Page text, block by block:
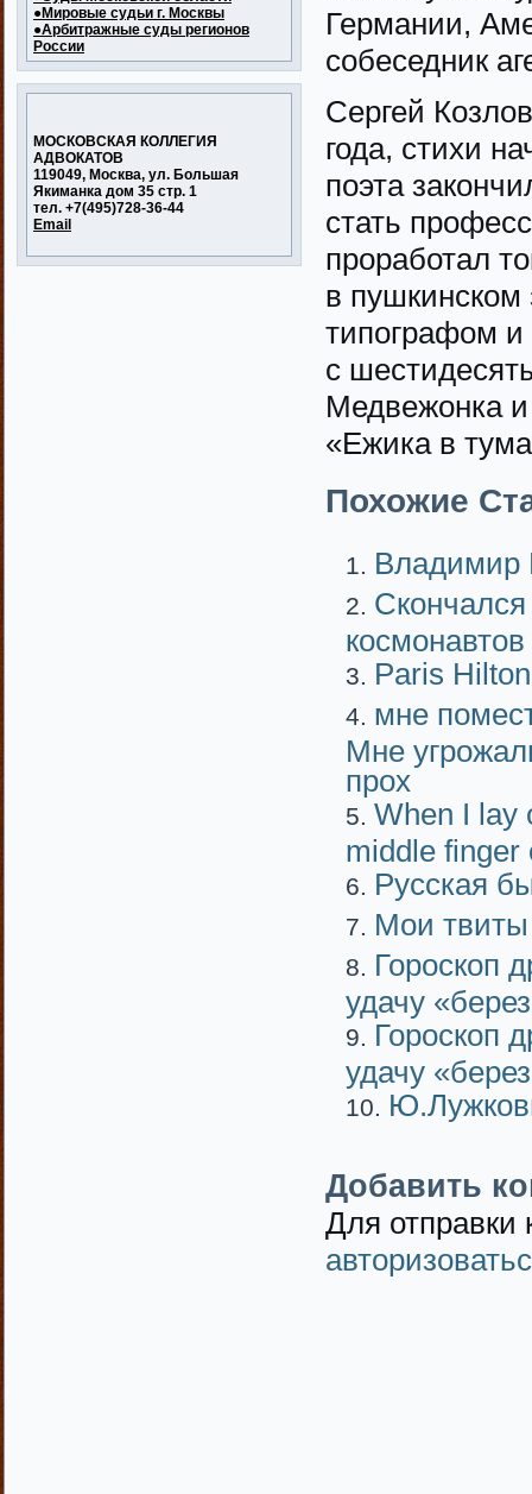
●Мировые судьи г. Москвы
●Арбитражные суды регионов
России
МОСКОВСКАЯ КОЛЛЕГИЯ
АДВОКАТОВ
119049, Москва, ул. Большая
Якиманка дом 35 стр. 1
тел. +7(495)728-36-44
Email
Германии,
собеседник
Сергей
года, стихи
поэта
стать
проработал
в пушкинском
типографом и
с
Медвежонка
«Ежика в
Похожие
Владимир
Paris
мне
Мне
прох
When I lay
middle finger
Русская
Мои твиты
Гороскоп
удачу
Гороскоп
удачу
Добавить
Для отправки